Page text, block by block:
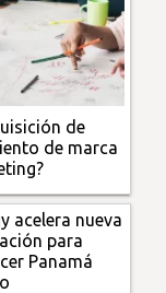
de
de marca
acelera nueva
para
Panamá